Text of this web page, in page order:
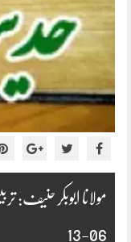
06-13